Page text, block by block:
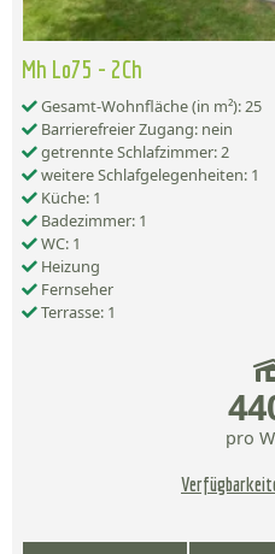
Mh Lo75 - 2Ch
Gesamt-Wohnfläche (in m²): 25
Barrierefreier Zugang: nein
getrennte Schlafzimmer: 2
weitere Schlafgelegenheiten: 1
Küche: 1
Badezimmer: 1
WC: 1
Heizung
Fernseher
Terrasse: 1
pro